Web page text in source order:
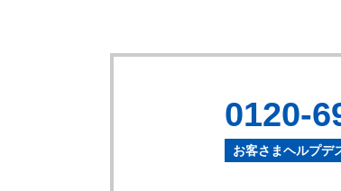
0120-
お客さまヘルプデ